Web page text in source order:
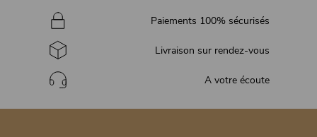
Paiements 100% sécurisés
Livraison sur rendez-vous
A votre écoute